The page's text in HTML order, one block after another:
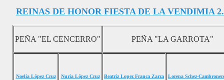
REINAS DE HONOR FIESTA DE LA VENDIMIA
PEÑA "EL CENCERRO" PEÑA "LA GARROTA"
Noelia López Cruz Nuria López Cruz Beatriz Lopez Franca Zarza Lorena Schez-